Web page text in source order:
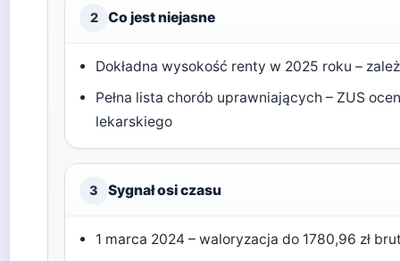
2 Co jest niejasne
Dokładna wysokość renty w 2025 roku –
Pełna lista chorób uprawniających – ZUS
lekarskiego
3 Sygnał osi czasu
1 marca 2024 – waloryzacja do 1780,96 zł